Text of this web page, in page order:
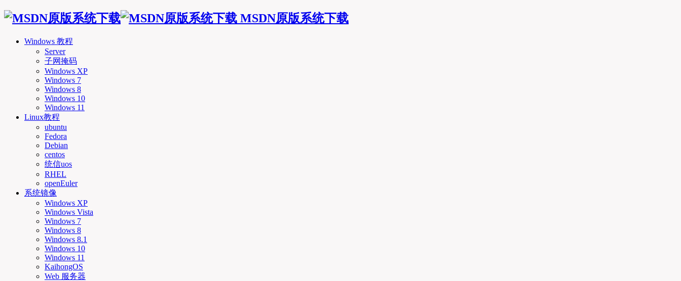
MSDN原版系统下载
Windows 教程
Server
子网掩码
Windows XP
Windows 7
Windows 8
Windows 10
Windows 11
Linux教程
ubuntu
Fedora
Debian
centos
统信uos
RHEL
openEuler
系统镜像
Windows XP
Windows Vista
Windows 7
Windows 8
Windows 8.1
Windows 10
Windows 11
KaihongOS
Web 服务器